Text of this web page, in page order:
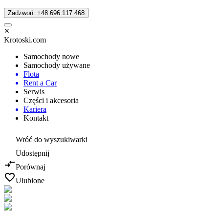
Zadzwoń: +48 696 117 468
Krotoski.com
Samochody nowe
Samochody używane
Flota
Rent a Car
Serwis
Części i akcesoria
Kariera
Kontakt
Wróć do wyszukiwarki
Udostępnij
Porównaj
Ulubione